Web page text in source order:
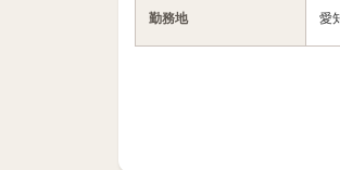
勤務地 愛